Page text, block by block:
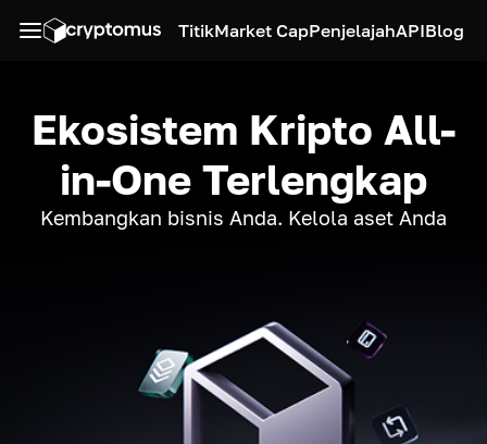
TitikMarket CapPenjelajahAPIBlog
Ekosistem Kripto All-
in-One Terlengkap
Kembangkan bisnis Anda. Kelola aset Anda